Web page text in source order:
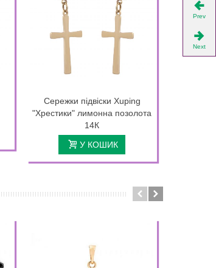
Сережки підвіски Xuping
"Хрестики" лимонна позолота
14К
У КОШИК
Prev
Next